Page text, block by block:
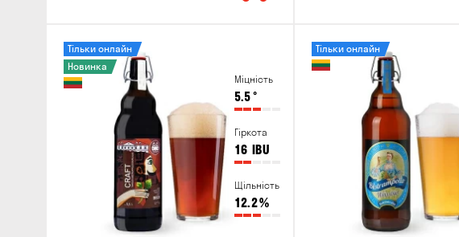
Міцність
5.5°
Гіркота
16 IBU
Щільність
12.2%
Тільки онлайн
Новинка
Тільки онлайн